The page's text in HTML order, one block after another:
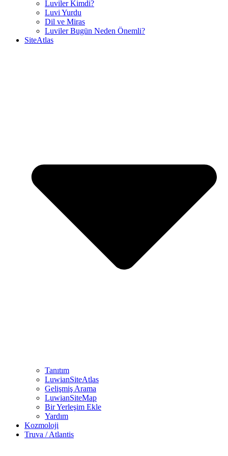
Luviler Kimdi?
Luvi Yurdu
Dil ve Miras
Luviler Bugün Neden Önemli?
SiteAtlas
Tanıtım
LuwianSiteAtlas
Gelişmiş Arama
LuwianSiteMap
Bir Yerleşim Ekle
Yardım
Kozmoloji
Truva / Atlantis